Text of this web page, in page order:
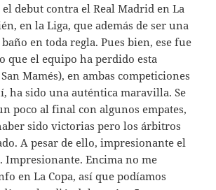
debut contra el Real Madrid en La
en la Liga, que además de ser una
en toda regla. Pues bien, ese fue
que el equipo ha perdido esta
Mamés), en ambas competiciones
ha sido una auténtica maravilla. Se
poco al final con algunos empates,
sido victorias pero los árbitros
A pesar de ello, impresionante el
Impresionante. Encima no me
en La Copa, así que podíamos